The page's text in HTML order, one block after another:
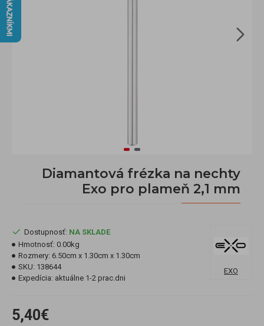
Diamantová frézka na nechty
Exo pro plameň 2,1 mm
5,40€
Dostupnosť: NA SKLADE
Hmotnosť: 0.00kg
Rozmery: 6.50cm x 1.30cm x 1.30cm
SKU: 138644
Expedícia: aktuálne 1-2 prac.dni
EXO